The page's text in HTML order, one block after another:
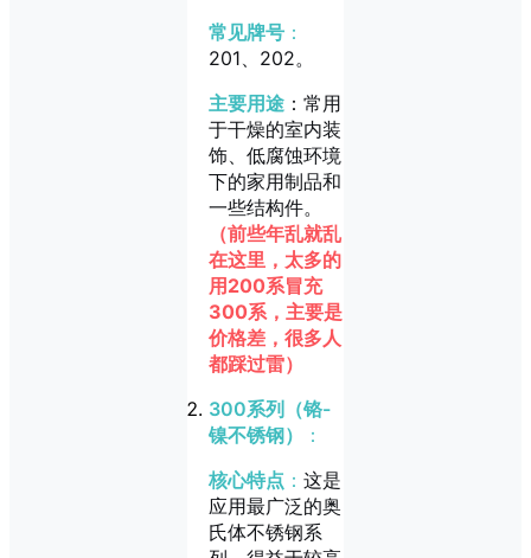
常见牌号 ：
201、202。
主要用途 ：常用
于干燥的室内装
饰、低腐蚀环境
下的家用制品和
一些结构件。
（前些年乱就乱
在这里，太多的
用200系冒充
300系，主要是
价格差，很多人
都踩过雷）
300系列（铬-
镍不锈钢）
：
核心特点 ： 这是
应用最广泛的奥
氏体不锈钢系